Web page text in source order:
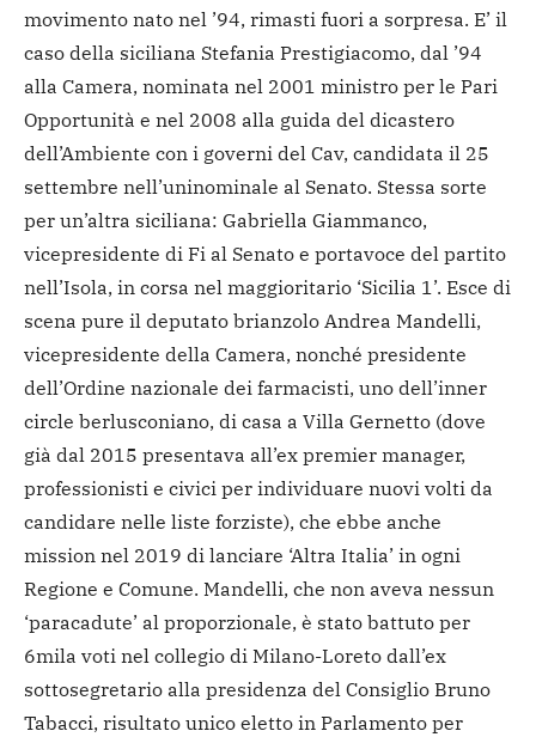
movimento nato nel ’94, rimasti fuori a sorpresa. E’ il
caso della siciliana Stefania Prestigiacomo, dal ’94
alla Camera, nominata nel 2001 ministro per le Pari
Opportunità e nel 2008 alla guida del dicastero
dell’Ambiente con i governi del Cav, candidata il 25
settembre nell’uninominale al Senato. Stessa sorte
per un’altra siciliana: Gabriella Giammanco,
vicepresidente di Fi al Senato e portavoce del partito
nell’Isola, in corsa nel maggioritario ‘Sicilia 1’. Esce di
scena pure il deputato brianzolo Andrea Mandelli,
vicepresidente della Camera, nonché presidente
dell’Ordine nazionale dei farmacisti, uno dell’inner
circle berlusconiano, di casa a Villa Gernetto (dove
già dal 2015 presentava all’ex premier manager,
professionisti e civici per individuare nuovi volti da
candidare nelle liste forziste), che ebbe anche
mission nel 2019 di lanciare ‘Altra Italia’ in ogni
Regione e Comune. Mandelli, che non aveva nessun
‘paracadute’ al proporzionale, è stato battuto per
6mila voti nel collegio di Milano-Loreto dall’ex
sottosegretario alla presidenza del Consiglio Bruno
Tabacci, risultato unico eletto in Parlamento per